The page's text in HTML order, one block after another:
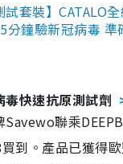
套裝】CATALO
分鐘驗新冠病毒 準
快速抗原測試劑
聯乘
到。產品已獲得